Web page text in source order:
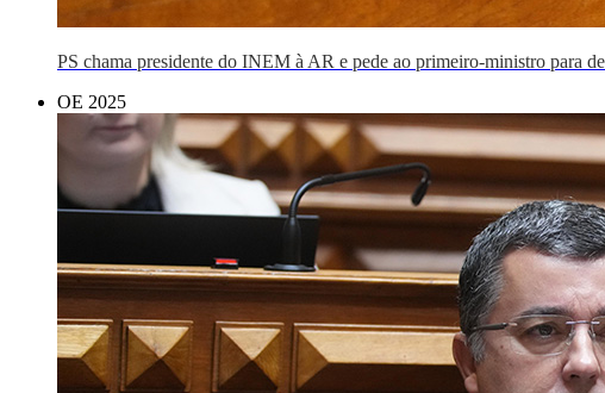
PS chama presidente do INEM à AR e pede ao primeiro-ministro para
OE 2025